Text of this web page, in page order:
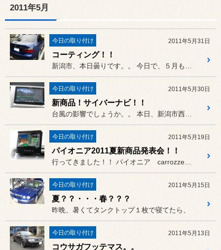
2011年5月
今日の取り付け 2011年5月31日
コーティング！！
今日の取り付け 2011年5月30日
新商品！サイバーナビ！！
今日の取り付け 2011年5月19日
パイオニア2011夏新商品発表会！！
今日の取り付け 2011年5月15日
夏？？・・・春？？？
昨晩、暑くてタンクトップ１枚で寝てたら、
今日の取り付け 2011年5月13日
コウサガフッテマス。。